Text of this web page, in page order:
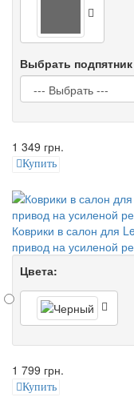
Выбрать
1 349 грн.
Купить
Коврики в салон для
привод на усиленой
Цвета:
1 799 грн.
Купить